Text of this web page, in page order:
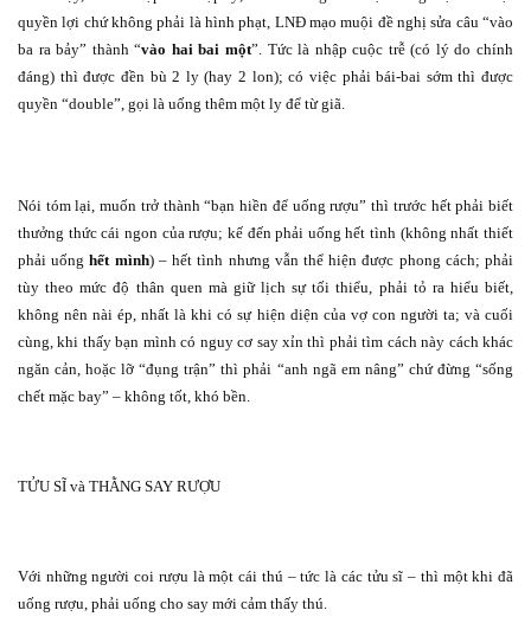
quyền lợi chứ không phải là hình phạt, LNĐ mạo muội đề nghị sửa câu “vào
ba ra bảy” thành “vào hai bai một”. Tức là nhập cuộc trễ (có lý do chính
đáng) thì được đền bù 2 ly (hay 2 lon); có việc phải bái-bai sớm thì được
quyền “double”, gọi là uống thêm một ly để từ giã.
Nói tóm lại, muốn trở thành “bạn hiền để uống rượu” thì trước hết phải biết
thưởng thức cái ngon của rượu; kế đến phải uống hết tình (không nhất thiết
phải uốnghết mình) – hết tình nhưng vẫn thể hiện được phong cách; phải
tùy theo mức độ thân quen mà giữ lịch sự tối thiểu, phải tỏ ra hiểu biết,
không nên nài ép, nhất là khi có sự hiện diện của vợ con người ta; và cuối
cùng, khi thấy bạn mình có nguy cơ say xỉn thì phải tìm cách này cách khác
ngăn cản, hoặc lỡ “đụng trận” thì phải “anh ngã em nâng” chứ đừng “sống
chết mặc bay” – không tốt, khó bền.
TỬU SĨ và THẰNG SAY RƯỢU
Với những người coi rượu là một cái thú – tức là các tửu sĩ – thì một khi đã
uống rượu, phải uống cho say mới cảm thấy thú.